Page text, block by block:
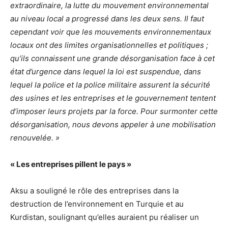
extraordinaire, la lutte du mouvement environnemental
au niveau local a progressé dans les deux sens. Il faut
cependant voir que les mouvements environnementaux
locaux ont des limites organisationnelles et politiques ;
qu’ils connaissent une grande désorganisation face à cet
état d’urgence dans lequel la loi est suspendue, dans
lequel la police et la police militaire assurent la sécurité
des usines et les entreprises et le gouvernement tentent
d’imposer leurs projets par la force. Pour surmonter cette
désorganisation, nous devons appeler à une mobilisation
renouvelée. »
« Les entreprises pillent le pays »
Aksu a souligné le rôle des entreprises dans la
destruction de l’environnement en Turquie et au
Kurdistan, soulignant qu’elles auraient pu réaliser un